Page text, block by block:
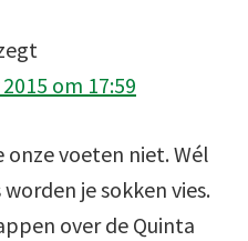
om 17:59
onze voeten niet. Wél
je sokken vies.
over de Quinta